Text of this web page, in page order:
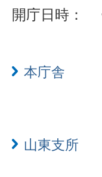
開庁日時：
本庁舎
山東支所